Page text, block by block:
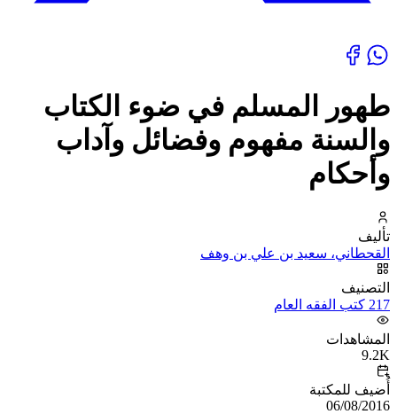
طهور المسلم في ضوء الكتاب
والسنة مفهوم وفضائل وآداب
وأحكام
تأليف
القحطاني، سعيد بن علي بن وهف
التصنيف
217 كتب الفقه العام
المشاهدات
9.2K
أُضيف للمكتبة
06/08/2016